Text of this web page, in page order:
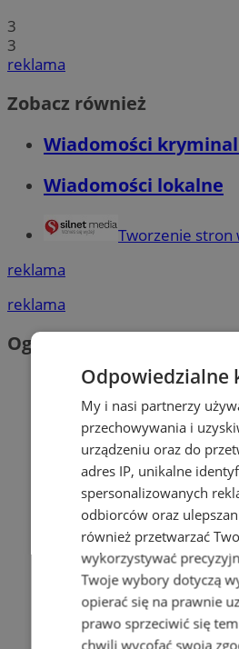
3
3
reklama
Zobacz również
Wiadomości
Wiadomości lokalne
Tworzenie stron
reklama
reklama
Ogłoszenia
Odpowiedzialne
My i nasi partnerzy
przechowywania i
urządzeniu oraz do
adres IP, unikalne
spersonalizowanych
odbiorców oraz
również przetwarzać
wykorzystywać
Twoje wybory dotyczą
opierać się na prawnie
prawo sprzeciwić się
chwili wycofać swoją